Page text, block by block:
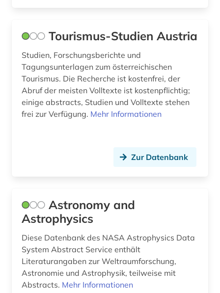
bergbau (8)
berlin (4)
berliner klassik (1)
berliner nationaltheater (1)
berufsforschung (2)
beschränkung (1)
beschäftigung (1)
Tourismus-Studien Austria
Studien, Forschungsberichte und
Tagungsunterlagen zum österreichischen
Tourismus. Die Recherche ist kostenfrei, der
Abruf der meisten Volltexte ist kostenpflichtig;
einige abstracts, Studien und Volltexte stehen
frei zur Verfügung. Mehr Informationen
Zur Datenbank
Astronomy and
Astrophysics
Diese Datenbank des NASA Astrophysics Data
System Abstract Service enthält
Literaturangaben zur Weltraumforschung,
Astronomie und Astrophysik, teilweise mit
Abstracts. Mehr Informationen